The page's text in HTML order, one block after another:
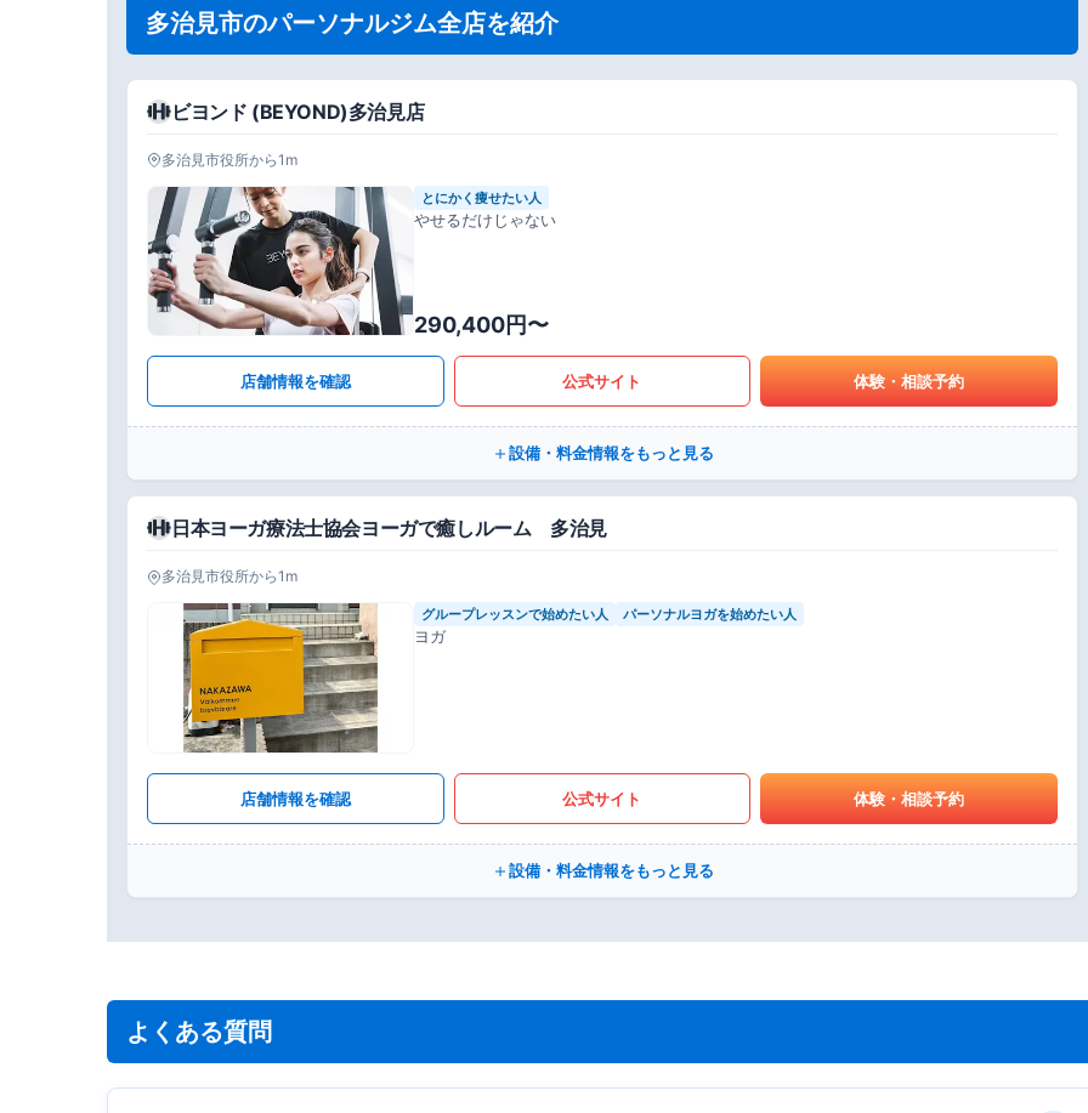
多治見市のパーソナルジム全店を紹介
ビヨンド (BEYOND)多治見店
多治見市役所から1m
とにかく痩せたい人
やせるだけじゃない
290,400円〜
店舗情報を確認 公式サイト 体験・相談予約
設備・料金情報をもっと見る
日本ヨーガ療法士協会ヨーガで癒しルーム 多治見
多治見市役所から1m
グループレッスンで始めたい人 パーソナルヨガを始めたい人
ヨガ
店舗情報を確認 公式サイト 体験・相談予約
設備・料金情報をもっと見る
よくある質問